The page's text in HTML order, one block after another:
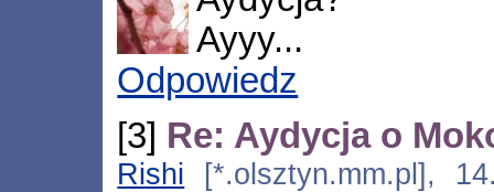
Ayyy...
Odpowiedz
[3] Re: Aydycja o
Rishi [*.olsztyn.mm.pl],